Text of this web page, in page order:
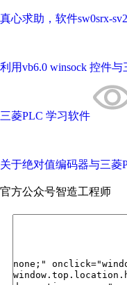
真心求助，软件sw0srx-
利用vb6.0 winsock 控件与
三菱PLC 学习软件
关于绝对值编码器与三菱
官方公众号智造工程师